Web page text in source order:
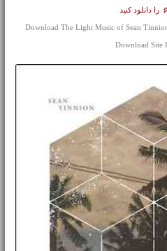
را دانلود کنید
Download The Light Music of Sean
Download Site